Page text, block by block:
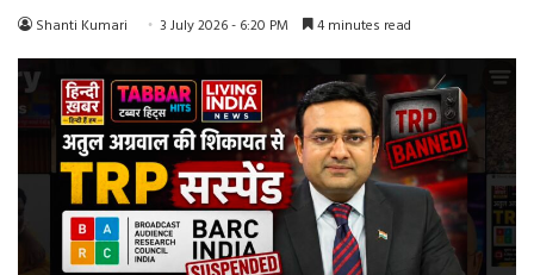
Shanti Kumari 3 July 2026 - 6:20 PM 4 minutes read